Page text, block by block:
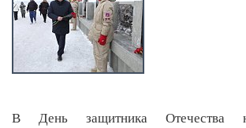
В День защитника Отечества